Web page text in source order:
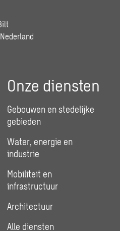
Onze diensten
Gebouwen en stedelijke
gebieden
Water, energie en
industrie
Mobiliteit en
infrastructuur
Architectuur
Alle diensten